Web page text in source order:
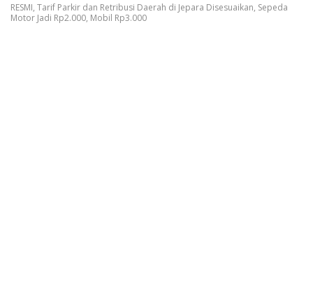
RESMI, Tarif Parkir dan Retribusi Daerah di Jepara Disesuaikan, Sepeda
Motor Jadi Rp2.000, Mobil Rp3.000